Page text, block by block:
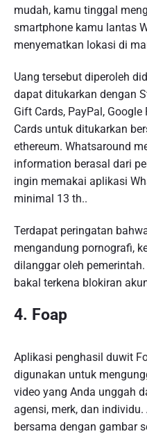
mudah, kamu tinggal
smartphone kamu lantas
menyematkan lokasi di
Uang tersebut diperoleh
dapat ditukarkan dengan
Gift Cards, PayPal,
Cards untuk ditukarkan
ethereum. Whatsaround
information berasal dari
ingin memakai aplikasi
minimal 13 th..
Terdapat peringatan
mengandung pornografi,
dilanggar oleh
bakal terkena blokiran
4. Foap
Aplikasi penghasil duwit
digunakan untuk
video yang Anda unggah
agensi, merk, dan
bersama dengan gambar